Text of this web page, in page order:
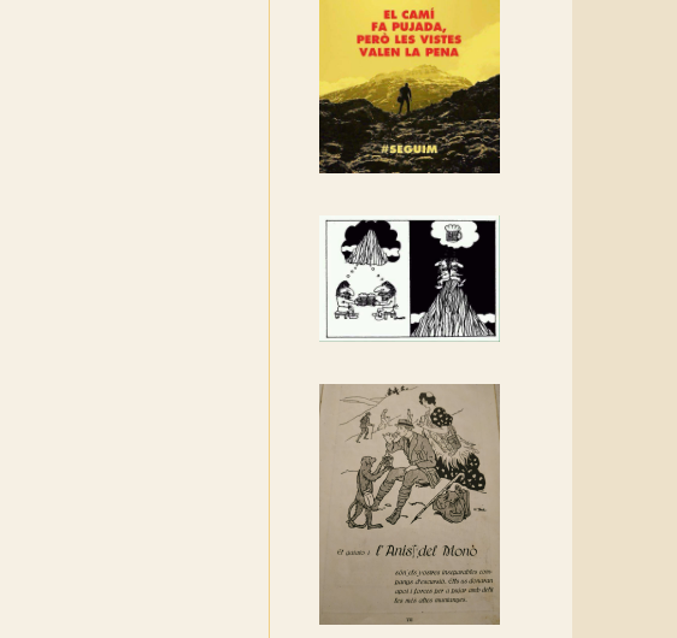
manifest!
Rebem un diploma dels
Amics de Sant Aniol
d'Aguja
Els Centpeus estem
recuperació del refugi i de
l'entorn de Sant Aniol